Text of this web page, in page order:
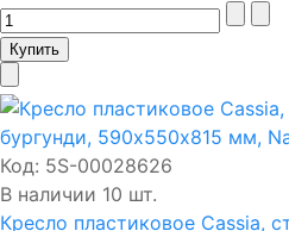
Код: 5S-00028626
В наличии 10 шт.
Кресло пластиковое Cassia,